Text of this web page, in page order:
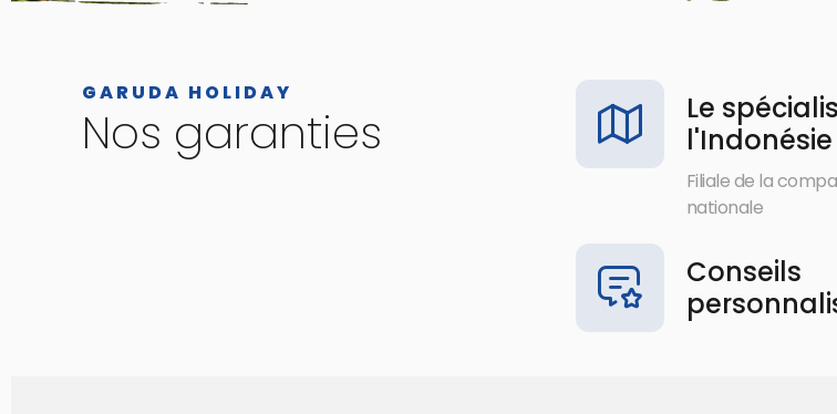
GARUDA HOLIDAY
Nos garanties
Le
l'Indonésie
Filiale de la
nationale
Conseils